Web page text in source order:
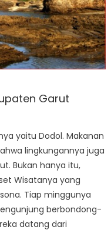
Garut
yaitu Dodol. Makanan
lingkungannya juga
Bukan hanya itu,
Wisatanya yang
Tiap minggunya
berbondong-
datang dari